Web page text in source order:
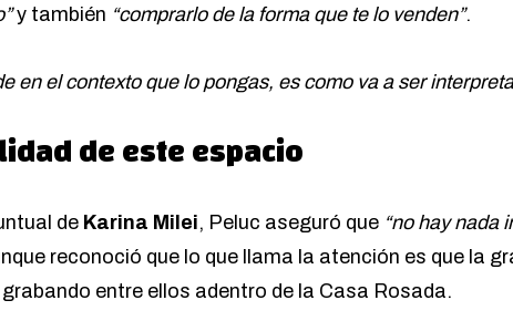
y también “comprarlo de la forma que te lo venden”.
en el contexto que lo pongas, es como va a ser
de este espacio
de Karina Milei, Peluc aseguró que “no hay nada
reconoció que lo que llama la atención es que la
entre ellos adentro de la Casa Rosada.